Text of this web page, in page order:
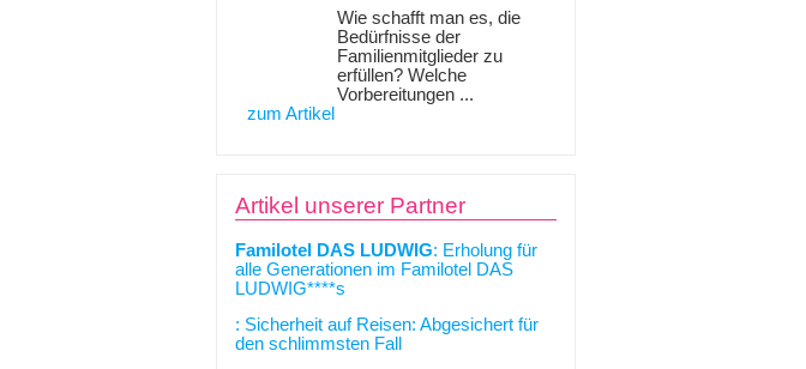
Wie schafft man es, die
Bedürfnisse der
Familienmitglieder zu
erfüllen? Welche
Vorbereitungen ...
zum Artikel
Artikel unserer Partner
Familotel DAS LUDWIG: Erholung für
alle Generationen im Familotel DAS
LUDWIG****s
: Sicherheit auf Reisen: Abgesichert für
den schlimmsten Fall